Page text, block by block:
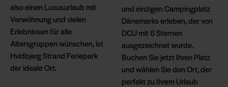
also einen Luxusurlaub mit
Verwöhnung und vielen
Erlebnissen für alle
Altersgruppen wünschen, ist
Hvidbjerg Strand Feriepark
der ideale Ort.
und einzigen Campingplatz
Dänemarks erleben, der von
DCU mit 6 Sternen
ausgezeichnet wurde.
Buchen Sie jetzt Ihren Platz
und wählen Sie den Ort, der
perfekt zu Ihrem Urlaub